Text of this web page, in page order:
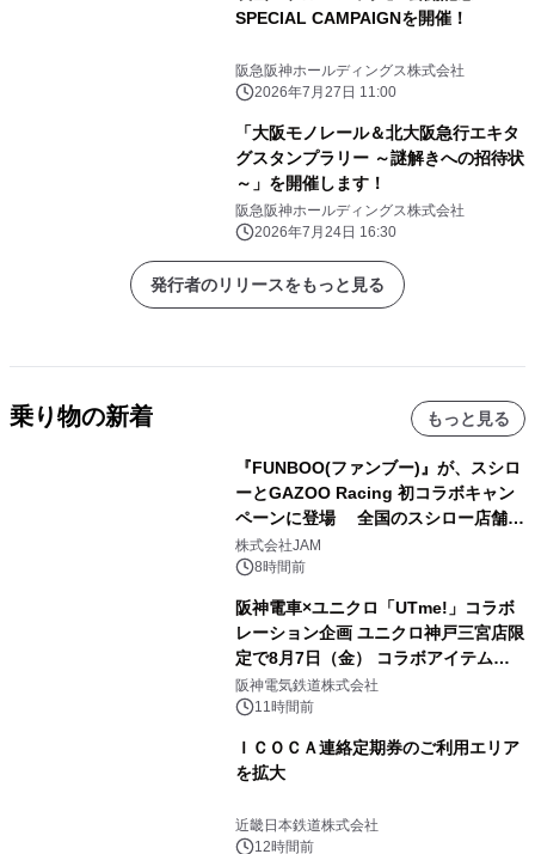
SPECIAL CAMPAIGNを開催！
阪急阪神ホールディングス株式会社
2026年7月27日 11:00
「大阪モノレール＆北大阪急行エキタ
グスタンプラリー ～謎解きへの招待状
～」を開催します！
阪急阪神ホールディングス株式会社
2026年7月24日 16:30
発行者のリリースをもっと見る
乗り物の新着 もっと見る
『FUNBOO(ファンブー)』が、スシロ
ーとGAZOO Racing 初コラボキャン
ペーンに登場 全国のスシロー店舗で
GR 4車種の FUNBOO(ミニカー)付き
メニューが展開されます
株式会社JAM
8時間前
阪神電車×ユニクロ「UTme!」コラボ
レーション企画 ユニクロ神戸三宮店限
定で8月7日（金） コラボアイテムが
発売決定！
阪神電気鉄道株式会社
11時間前
ＩＣＯＣＡ連絡定期券のご利用エリア
を拡大
近畿日本鉄道株式会社
12時間前